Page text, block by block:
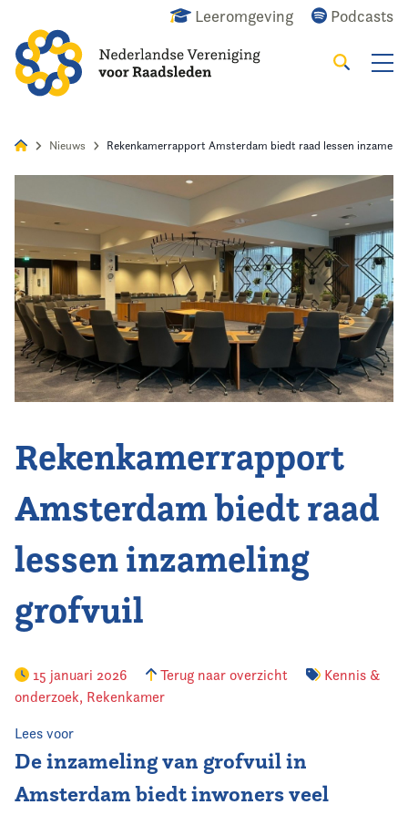
Leeromgeving Podcasts
Zoeken
Home
Agenda
Nieuws
Opleiding
Kennis & Informatie
Vereniging
Nieuws Rekenkamerrapport Amsterdam biedt raad lessen
Rekenkamerrapport
Amsterdam biedt raad
lessen inzameling
grofvuil
15 januari 2026 Terug naar overzicht
Kennis &
onderzoek, Rekenkamer
Lees voor
De inzameling van grofvuil in
Amsterdam biedt inwoners veel